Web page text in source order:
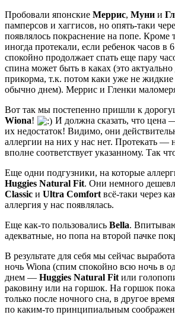
Пробовали японские Меррис, Муни и
памперсов и хаггисов, но опять-таки
появлялось покраснение на попе. Кроме
иногда протекали, если ребенок часов в
спокойно продолжает спать еще пару
спина может быть в каках (это
прикорма, т.к. потом каки уже не
обычно днем). Меррис и Гленки
Вот так мы постепенно пришли к
Wiona!
И должна сказать, что цена
их недостаток! Видимо, они
аллергии на них у нас нет. Протекать —
вполне соответствует указанному. Так
Еще одни подгузники, на которые
Huggies Natural Fit. Они немного
Classic и Ultra Comfort всё-таки через
аллергия у нас появлялась.
Еще как-то пользовались Bella.
адекватные, но попа на второй пачке
В результате для себя мы сейчас
ночь Wiona (спим спокойно всю ночь в
днем — Huggies Natural Fit или
раковину или на горшок. На горшок
только после ночного сна, в другое
по каким-то принципиальным